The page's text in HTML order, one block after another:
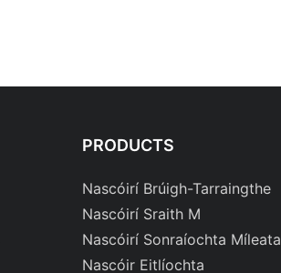
PRODUCTS
Nascóirí Brúigh-Tarraingthe
Nascóirí Sraith M
Nascóirí Sonraíochta Míleata
Nascóir Eitlíochta